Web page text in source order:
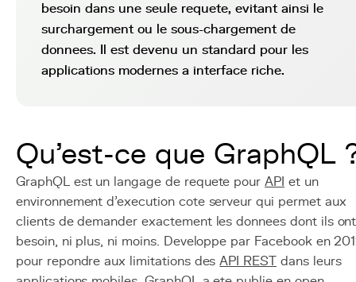
besoin dans une seule requete, evitant ainsi le
surchargement ou le sous-chargement de
donnees. Il est devenu un standard pour les
applications modernes a interface riche.
Qu'est-ce que GraphQL
GraphQL est un langage de requete pourAPI et un
environnement d'execution cote serveur qui permet aux
clients de demander exactement les donnees dont ils ont
besoin, ni plus, ni moins. Developpe par Facebook en
pour repondre aux limitations desAPI REST dans leurs